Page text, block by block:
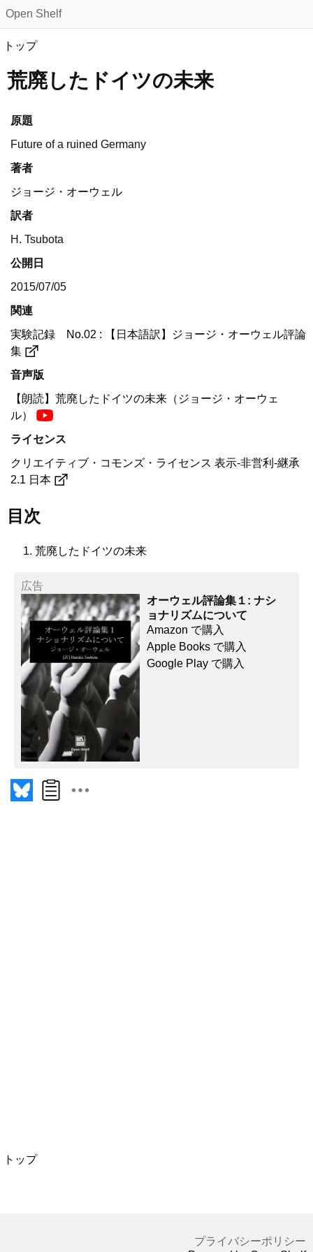
Open Shelf
トップ
荒廃したドイツの未来
原題
Future of a ruined Germany
著者
ジョージ・オーウェル
訳者
H. Tsubota
公開日
2015/07/05
関連
実験記録 No.02 : 【日本語訳】ジョージ・オーウェル評論
集
音声版
【朗読】荒廃したドイツの未来（ジョージ・オーウェ
ル）
ライセンス
クリエイティブ・コモンズ・ライセンス 表示-非営利-継承
2.1 日本
目次
荒廃したドイツの未来
広告
オーウェル評論集１: ナシ
ョナリズムについて
Amazon で購入
Apple Books で購入
Google Play で購入
トップ
プライバシーポリシー